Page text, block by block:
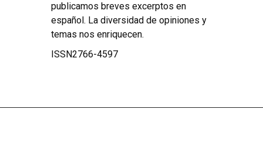
publicamos breves excerptos en
español. La diversidad de opiniones y
temas nos enriquecen.
ISSN2766-4597